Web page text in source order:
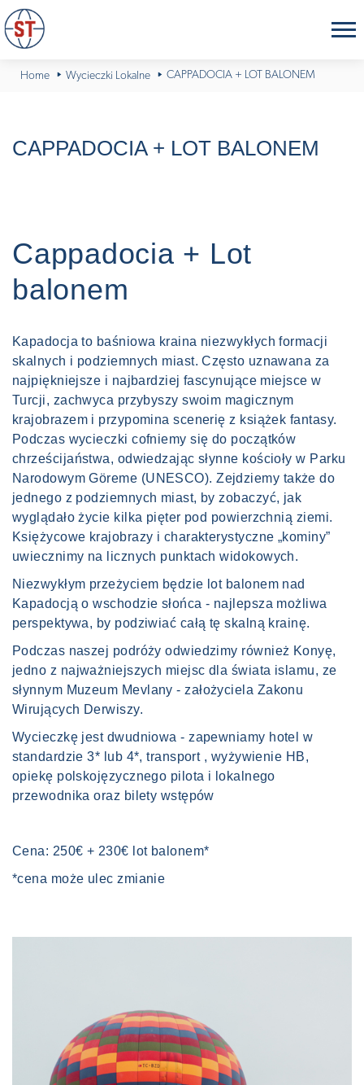
Home Wycieczki Lokalne CAPPADOCIA + LOT BALONEM
CAPPADOCIA + LOT BALONEM
Cappadocia + Lot
balonem
Kapadocja to baśniowa kraina niezwykłych formacji
skalnych i podziemnych miast. Często uznawana za
najpiękniejsze i najbardziej fascynujące miejsce w
Turcji, zachwyca przybyszy swoim magicznym
krajobrazem i przypomina scenerię z książek fantasy.
Podczas wycieczki cofniemy się do początków
chrześcijaństwa, odwiedzając słynne kościoły w Parku
Narodowym Göreme (UNESCO). Zejdziemy także do
jednego z podziemnych miast, by zobaczyć, jak
wyglądało życie kilka pięter pod powierzchnią ziemi.
Księżycowe krajobrazy i charakterystyczne „kominy”
uwiecznimy na licznych punktach widokowych.
Niezwykłym przeżyciem będzie lot balonem nad
Kapadocją o wschodzie słońca - najlepsza możliwa
perspektywa, by podziwiać całą tę skalną krainę.
Podczas naszej podróży odwiedzimy również Konyę,
jedno z najważniejszych miejsc dla świata islamu, ze
słynnym Muzeum Mevlany - założyciela Zakonu
Wirujących Derwiszy.
Wycieczkę jest dwudniowa - zapewniamy hotel w
standardzie 3* lub 4*, transport , wyżywienie HB,
opiekę polskojęzycznego pilota i lokalnego
przewodnika oraz bilety wstępów
Cena: 250€ + 230€ lot balonem*
*cena może ulec zmianie